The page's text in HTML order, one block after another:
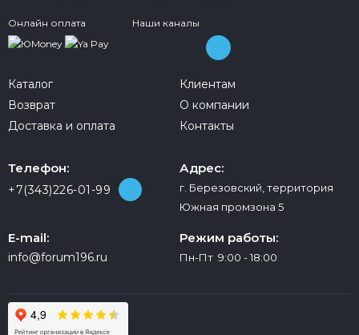
Онлайн оплата Наши каналы
Каталог
Возврат
Доставка и оплата
Клиентам
О компании
Контакты
Телефон:
+7(343)226-01-99
Адрес:
г. Березовский, территория
Южная промзона 5
E-mail:
info@forum196.ru
Режим работы:
Пн-Пт 9:00 - 18:00